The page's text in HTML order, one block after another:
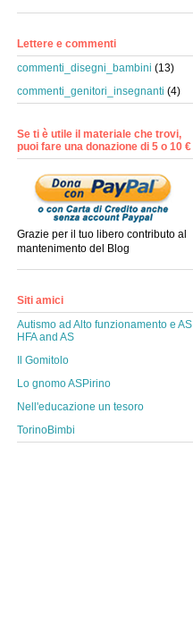
Lettere e commenti
commenti_disegni_bambini (13)
commenti_genitori_insegnanti (4)
Se ti è utile il materiale che trovi,
puoi fare una donazione di 5 o 10 €
Grazie per il tuo libero contributo al
mantenimento del Blog
Siti amici
Autismo ad Alto funzionamento e AS
HFA and AS
Il Gomitolo
Lo gnomo ASPirino
Nell'educazione un tesoro
TorinoBimbi